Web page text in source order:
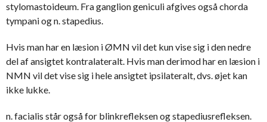
stylomastoideum. Fra ganglion geniculi afgives også chorda
tympani og n. stapedius.
Hvis man har en læsion i ØMN vil det kun vise sig i den nedre
del af ansigtet kontralateralt. Hvis man derimod har en læsion i
NMN vil det vise sig i hele ansigtet ipsilateralt, dvs. øjet kan
ikke lukke.
n. facialis står også for blinkrefleksen og stapediusrefleksen.